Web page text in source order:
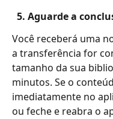
5. Aguarde a
Você receberá uma
a transferência for
tamanho da sua
minutos. Se o
imediatamente no
ou feche e reabra o